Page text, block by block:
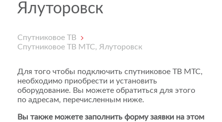
Ялуторовск
Спутниковое ТВ
Спутниковое ТВ МТС, Ялуторовск
Для того чтобы подключить спутниковое ТВ МТС,
необходимо приобрести и установить
оборудование. Вы можете обратиться для этого
по адресам, перечисленным ниже.
Вы также можете заполнить форму заявки на этом